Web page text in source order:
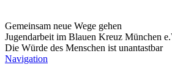
Gemeinsam neue Wege gehen
Jugendarbeit im Blauen Kreuz München
Die Würde des Menschen ist unantastbar
Navigation